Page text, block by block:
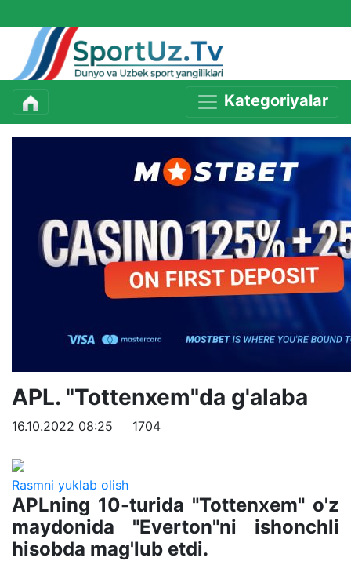
Kategoriyalar
APL. "Tottenxem"da g'alaba
16.10.2022 08:25 1704
Rasmni yuklab olish
APLning 10-turida "Tottenxem" o'z
maydonida "Everton"ni ishonchli
hisobda mag'lub etdi.